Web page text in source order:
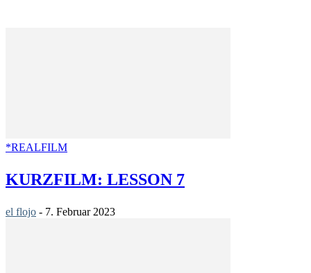
*REALFILM
KURZFILM: LESSON 7
el flojo - 7. Februar 2023